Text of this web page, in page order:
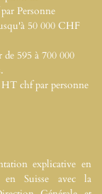
Personne
50 000 CHF
595 à 700 000
HT chf par personne
explicative en
Suisse avec la